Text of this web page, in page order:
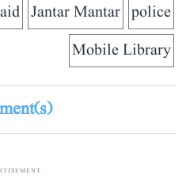
police
Jantar Mantar
Mobile Library